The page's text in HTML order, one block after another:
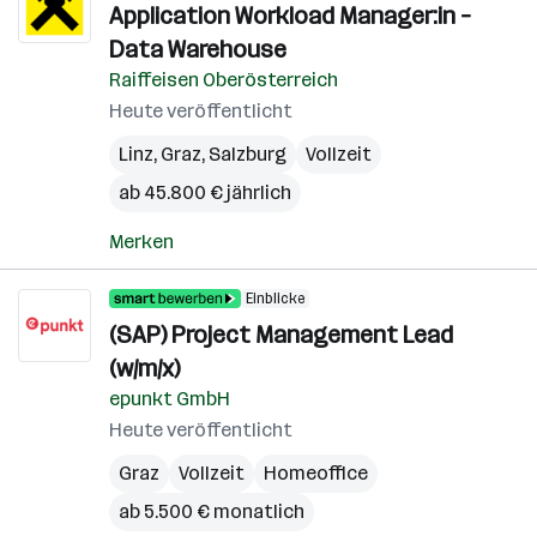
Application Workload Manager:in –
Data Warehouse
Raiffeisen Oberösterreich
Heute veröffentlicht
Linz, Graz, Salzburg
Vollzeit
ab 45.800 € jährlich
Merken
Einblicke
(SAP) Project Management Lead
(w/m/x)
epunkt GmbH
Heute veröffentlicht
Graz
Vollzeit
Homeoffice
ab 5.500 € monatlich